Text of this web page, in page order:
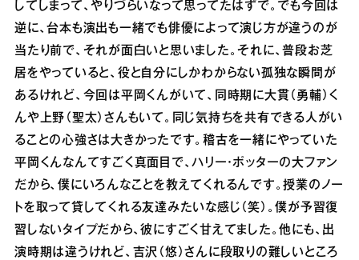
してしまって、やりづらいなって思ってたはずで。でも今回は
逆に、台本も演出も一緒でも俳優によって演じ方が違うのが
当たり前で、それが面白いと思いました。それに、普段お芝
居をやっていると、役と自分にしかわからない孤独な瞬間が
あるけれど、今回は平岡くんがいて、同時期に大貫（勇輔）く
んや上野（聖太）さんもいて。同じ気持ちを共有できる人がい
ることの心強さは大きかったです。稽古を一緒にやっていた
平岡くんなんてすごく真面目で、ハリー・ポッターの大ファン
だから、僕にいろんなことを教えてくれるんです。授業のノー
トを取って貸してくれる友達みたいな感じ（笑）。僕が予習復
習しないタイプだから、彼にすごく甘えてました。他にも、出
演時期は違うけれど、吉沢（悠）さんに段取りの難しいところ